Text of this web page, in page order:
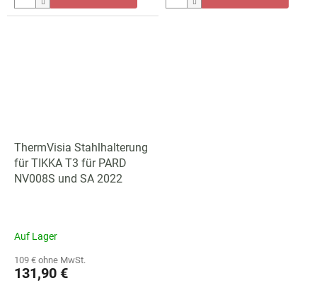
ThermVisia Stahlhalterung
für TIKKA T3 für PARD
NV008S und SA 2022
Auf Lager
109 € ohne MwSt.
131,90 €